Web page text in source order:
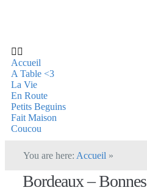
Accueil
A Table <3
La Vie
En Route
Petits Beguins
Fait Maison
Coucou
You are here: Accueil »
Bordeaux – Bonnes